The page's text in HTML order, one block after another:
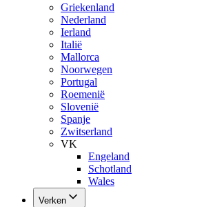
Griekenland
Nederland
Ierland
Italië
Mallorca
Noorwegen
Portugal
Roemenië
Slovenië
Spanje
Zwitserland
VK
Engeland
Schotland
Wales
Verken